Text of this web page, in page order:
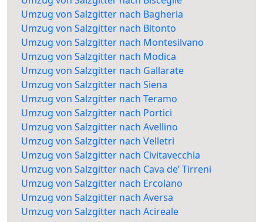
Umzug von Salzgitter nach Bagheria
Umzug von Salzgitter nach Bitonto
Umzug von Salzgitter nach Montesilvano
Umzug von Salzgitter nach Modica
Umzug von Salzgitter nach Gallarate
Umzug von Salzgitter nach Siena
Umzug von Salzgitter nach Teramo
Umzug von Salzgitter nach Portici
Umzug von Salzgitter nach Avellino
Umzug von Salzgitter nach Velletri
Umzug von Salzgitter nach Civitavecchia
Umzug von Salzgitter nach Cava de’ Tirreni
Umzug von Salzgitter nach Ercolano
Umzug von Salzgitter nach Aversa
Umzug von Salzgitter nach Acireale